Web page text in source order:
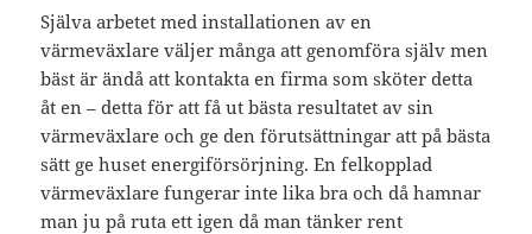
Själva arbetet med installationen av en
värmeväxlare väljer många att genomföra själv men
bäst är ändå att kontakta en firma som sköter detta
åt en – detta för att få ut bästa resultatet av sin
värmeväxlare och ge den förutsättningar att på bästa
sätt ge huset energiförsörjning. En felkopplad
värmeväxlare fungerar inte lika bra och då hamnar
man ju på ruta ett igen då man tänker rent